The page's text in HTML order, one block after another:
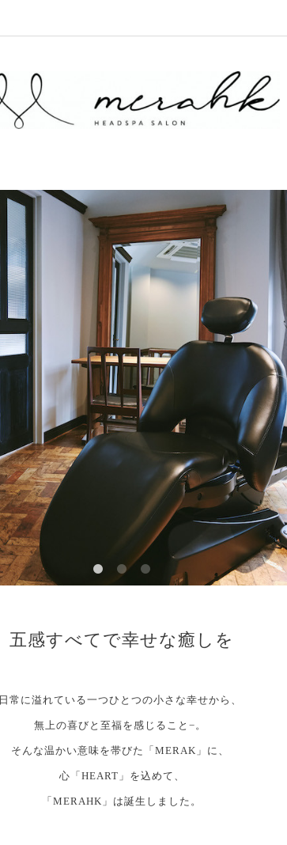
五感すべてで幸せな癒しを
日常に溢れている一つひとつの小さな幸せから、
無上の喜びと至福を感じること−。
そんな温かい意味を帯びた「MERAK」に、
心「HEART」を込めて、
「MERAHK」は誕生しました。